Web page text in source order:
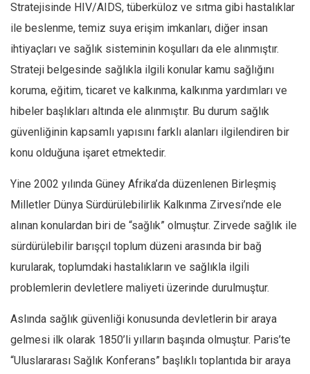
Stratejisinde HIV/AIDS, tüberküloz ve sıtma gibi hastalıklar
ile beslenme, temiz suya erişim imkanları, diğer insan
ihtiyaçları ve sağlık sisteminin koşulları da ele alınmıştır.
Strateji belgesinde sağlıkla ilgili konular kamu sağlığını
koruma, eğitim, ticaret ve kalkınma, kalkınma yardımları ve
hibeler başlıkları altında ele alınmıştır. Bu durum sağlık
güvenliğinin kapsamlı yapısını farklı alanları ilgilendiren bir
konu olduğuna işaret etmektedir.
Yine 2002 yılında Güney Afrika’da düzenlenen Birleşmiş
Milletler Dünya Sürdürülebilirlik Kalkınma Zirvesi’nde ele
alınan konulardan biri de “sağlık” olmuştur. Zirvede sağlık ile
sürdürülebilir barışçıl toplum düzeni arasında bir bağ
kurularak, toplumdaki hastalıkların ve sağlıkla ilgili
problemlerin devletlere maliyeti üzerinde durulmuştur.
Aslında sağlık güvenliği konusunda devletlerin bir araya
gelmesi ilk olarak 1850’li yılların başında olmuştur. Paris’te
“Uluslararası Sağlık Konferans” başlıklı toplantıda bir araya